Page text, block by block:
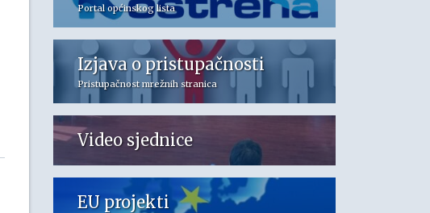
Portal općinskog lista
Izjava o pristupačnosti
Pristupačnost mrežnih stranica
Video sjednice
EU projekti